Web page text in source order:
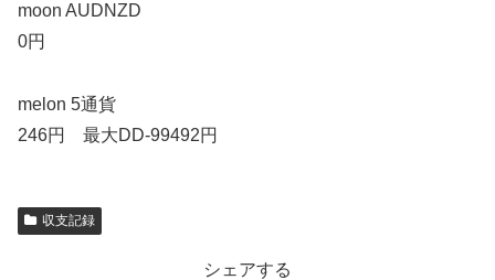
moon AUDNZD
0円
melon 5通貨
246円 最大DD-99492円
収支記録
シェアする